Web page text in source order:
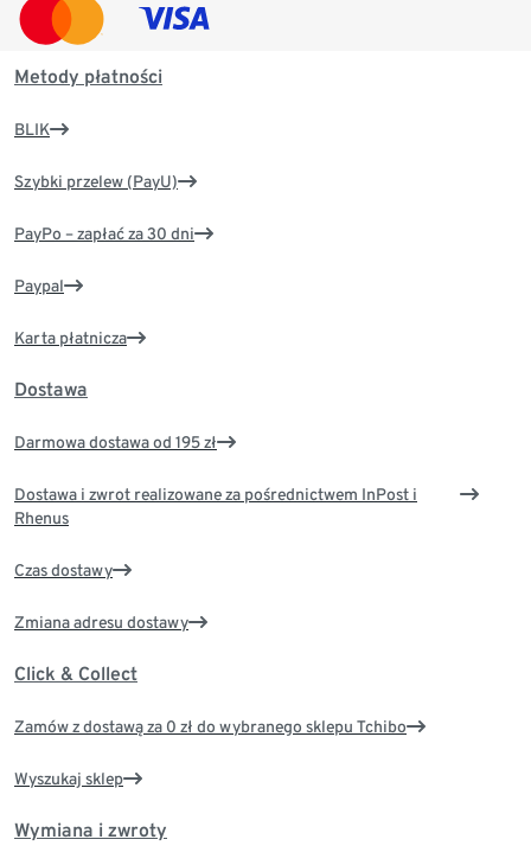
Metody płatności
BLIK
Szybki przelew (PayU)
PayPo – zapłać za 30 dni
Paypal
Karta płatnicza
Dostawa
Darmowa dostawa od 195 zł
Dostawa i zwrot realizowane za pośrednictwem InPost i
Rhenus
Czas dostawy
Zmiana adresu dostawy
Click & Collect
Zamów z dostawą za 0 zł do wybranego sklepu Tchibo
Wyszukaj sklep
Wymiana i zwroty